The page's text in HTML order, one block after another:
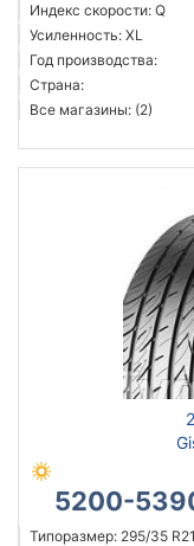
Индекс скорости: Q
Усиленность: XL
Год производства:
Страна:
Все магазины: (2)
5200-
Типоразмер: 295/35 R21